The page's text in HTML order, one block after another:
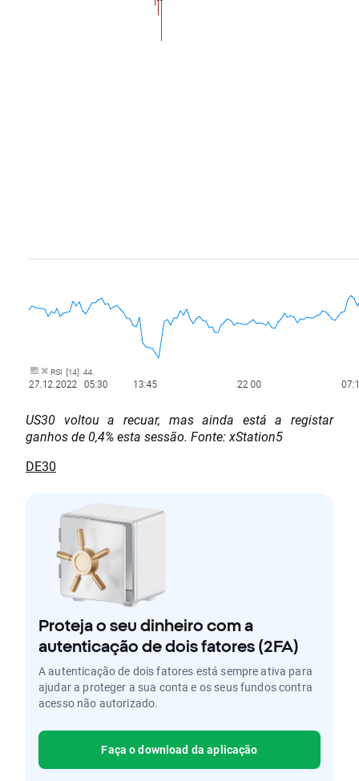
US30 voltou a recuar, mas ainda está a registar
ganhos de 0,4% esta sessão. Fonte: xStation5
DE30
Proteja o seu dinheiro com a
autenticação de dois fatores (2FA)
A autenticação de dois fatores está sempre ativa para
ajudar a proteger a sua conta e os seus fundos contra
acesso não autorizado.
Faça o download da aplicação